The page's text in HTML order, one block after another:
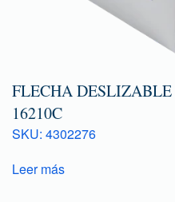
FLECHA
16210C
SKU: 4302276
Leer más